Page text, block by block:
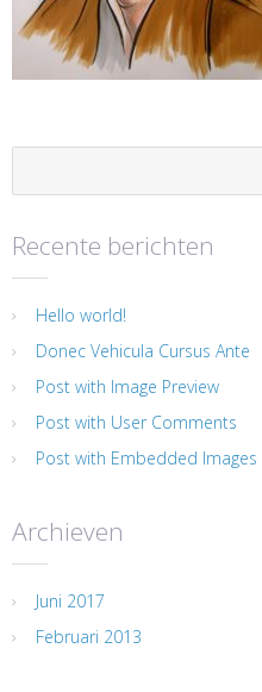
Recente berichten
Hello world!
Donec Vehicula Cursus Ante
Post with Image Preview
Post with User Comments
Post with Embedded Images
Archieven
Juni 2017
Februari 2013